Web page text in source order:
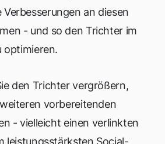
an diesen
- und so den Trichter im
optimieren.
den Trichter vergrößern,
vorbereitenden
- vielleicht einen verlinkten
leistungsstärksten Social-